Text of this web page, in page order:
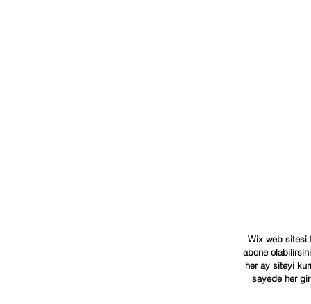
Wix web sitesi
abone
her ay siteyi
sayede her